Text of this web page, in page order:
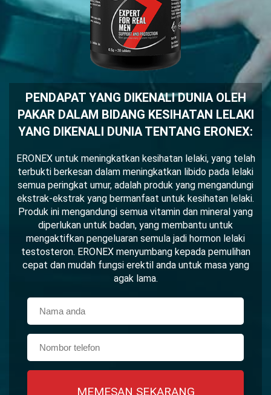
PENDAPAT YANG DIKENALI DUNIA OLEH
PAKAR DALAM BIDANG KESIHATAN LELAKI
YANG DIKENALI DUNIA TENTANG ERONEX:
ERONEX untuk meningkatkan kesihatan lelaki, yang telah
terbukti berkesan dalam meningkatkan libido pada lelaki
semua peringkat umur, adalah produk yang mengandungi
ekstrak-ekstrak yang bermanfaat untuk kesihatan lelaki.
Produk ini mengandungi semua vitamin dan mineral yang
diperlukan untuk badan, yang membantu untuk
mengaktifkan pengeluaran semula jadi hormon lelaki
testosteron. ERONEX menyumbang kepada pemulihan
cepat dan mudah fungsi erektil anda untuk masa yang
agak lama.